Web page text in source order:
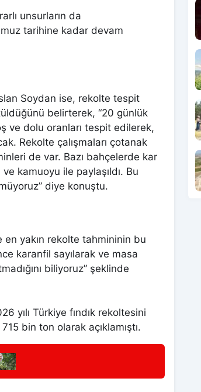
unsurların da
tarihine kadar devam
Soydan ise, rekolte tespit
belirterek, “20 günlük
ve dolu oranları tespit edilerek,
Rekolte çalışmaları çotanak
de var. Bazı bahçelerde kar
ve kamuoyu ile paylaşıldı. Bu
diye konuştu.
en yakın rekolte tahmininin bu
karanfil sayılarak ve masa
biliyoruz” şeklinde
yılı Türkiye fındık rekoltesini
bin ton olarak açıklamıştı.